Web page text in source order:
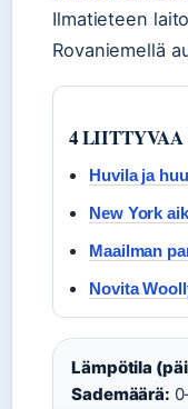
Ilmatieteen
Rovaniemellä
4
Huvila ja
New York
Maailman
Novita
Lämpötila
Sademäärä: